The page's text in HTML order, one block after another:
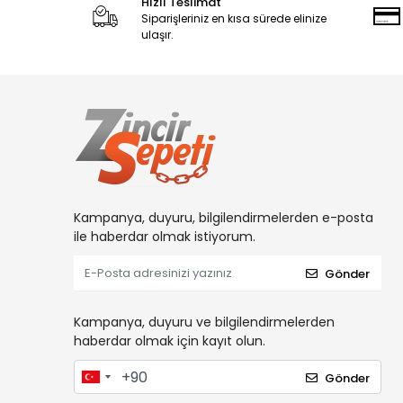
Siparişleriniz en kısa sürede elinize
ulaşır.
Kampanya, duyuru, bilgilendirmelerden e-posta
ile haberdar olmak istiyorum.
Gönder
Kampanya, duyuru ve bilgilendirmelerden
haberdar olmak için kayıt olun.
Gönder